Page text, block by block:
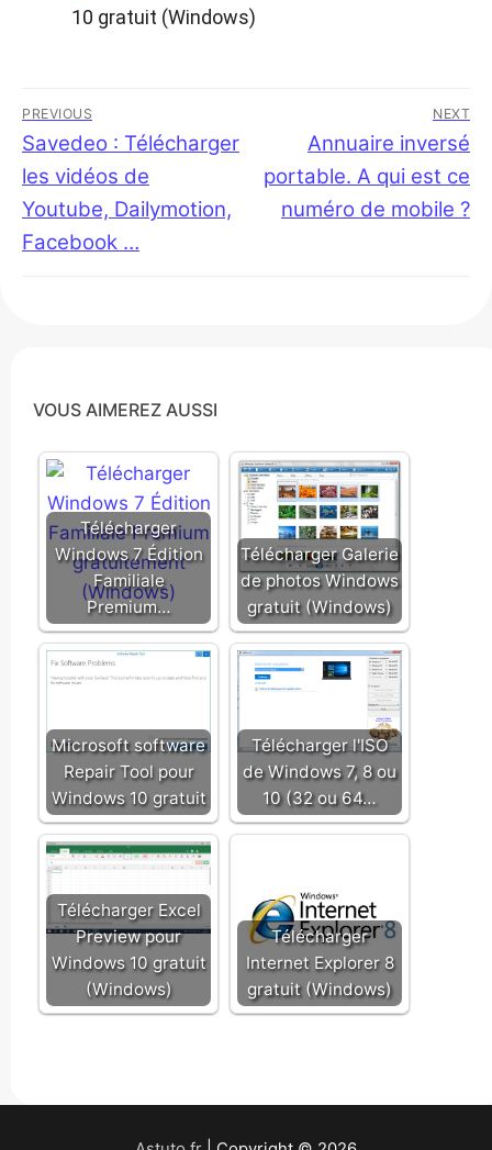
10 gratuit (Windows)
Navigation
de
l’article
PREVIOUS
Previous
post:
Savedeo : Télécharger
les vidéos de
Youtube, Dailymotion,
Facebook …
NEXT
Next
post:
Annuaire inversé
portable. A qui est ce
numéro de mobile ?
VOUS AIMEREZ AUSSI
Télécharger
Windows 7 Édition
Familiale
Premium…
Télécharger Galerie
de photos Windows
gratuit (Windows)
Microsoft software
Repair Tool pour
Windows 10 gratuit
Télécharger l'ISO
de Windows 7, 8 ou
10 (32 ou 64…
Télécharger Excel
Preview pour
Windows 10 gratuit
(Windows)
Télécharger
Internet Explorer 8
gratuit (Windows)